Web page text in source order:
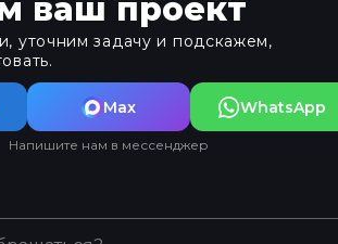
ваш проект
уточним задачу и подскажем,
Max WhatsApp
Напишите нам в мессенджер